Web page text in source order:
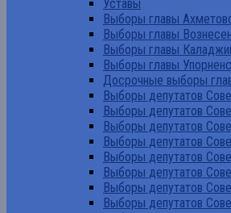
Уставы
Выборы главы
Выборы главы
Выборы главы
Выборы главы
Досрочные выборы
Выборы депутатов
Выборы депутатов
Выборы депутатов
Выборы депутатов
Выборы депутатов
Выборы депутатов
Выборы депутатов
Выборы депутатов